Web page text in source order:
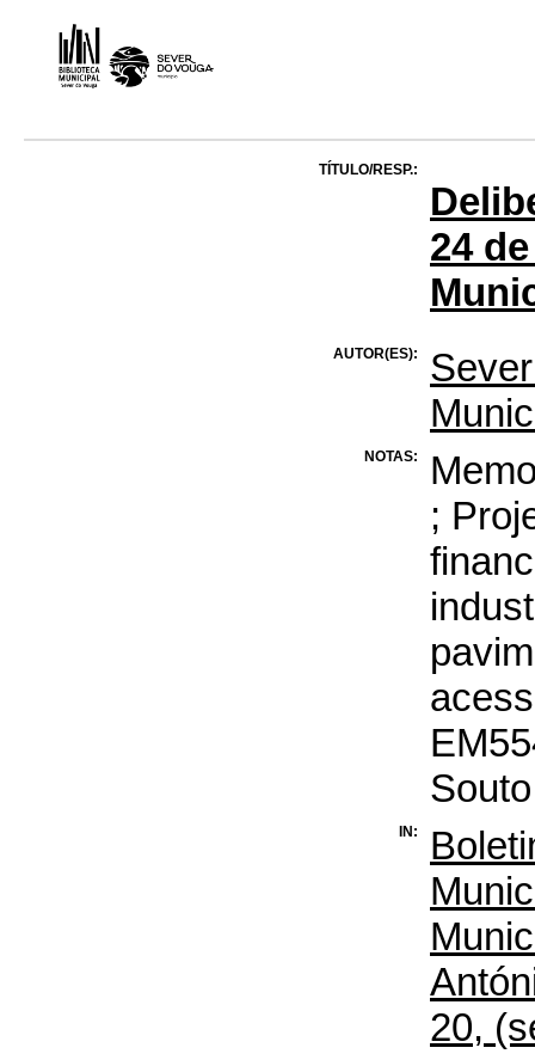
TÍTULO/RESP.:
24
AUTOR(ES):
NOTAS:
;
IN:
20,